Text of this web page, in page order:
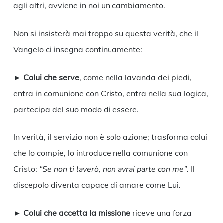
agli altri, avviene in noi un cambiamento.
Non si insisterà mai troppo su questa verità, che il
Vangelo ci insegna continuamente:
► Colui che serve, come nella lavanda dei piedi,
entra in comunione con Cristo, entra nella sua logica,
partecipa del suo modo di essere.
In verità, il servizio non è solo azione; trasforma colui
che lo compie, lo introduce nella comunione con
Cristo: “Se non ti laverò, non avrai parte con me”. Il
discepolo diventa capace di amare come Lui.
► Colui che accetta la missionericeve una forza